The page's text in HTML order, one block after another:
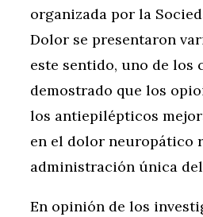
organizada por la
Dolor se presentaron
este sentido, uno de los
demostrado que los
los antiepilépticos
en el dolor neuropático
administración única
En opinión de los